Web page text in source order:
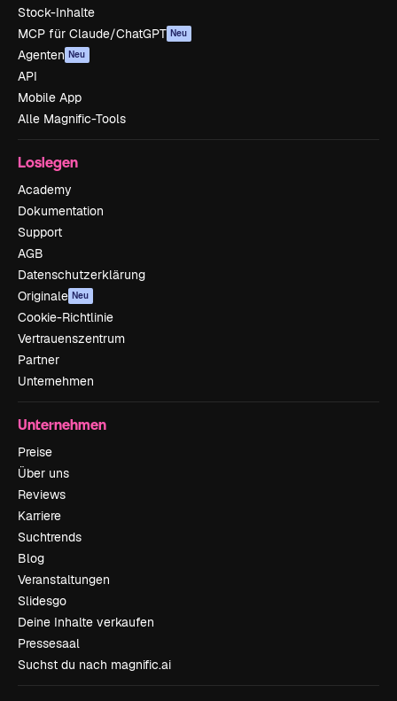
Stock-Inhalte
MCP für Claude/ChatGPT Neu
Agenten Neu
API
Mobile App
Alle Magnific-Tools
Loslegen
Academy
Dokumentation
Support
AGB
Datenschutzerklärung
Originale Neu
Cookie-Richtlinie
Vertrauenszentrum
Partner
Unternehmen
Unternehmen
Preise
Über uns
Reviews
Karriere
Suchtrends
Blog
Veranstaltungen
Slidesgo
Deine Inhalte verkaufen
Pressesaal
Suchst du nach magnific.ai